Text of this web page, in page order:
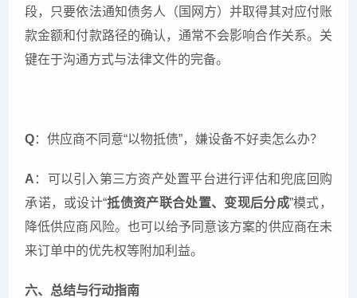
段，只要依法通知债务人（国网方）并取得其对应付账
款金额和付款路径的确认，通常不会影响合作关系。关
键在于沟通方式与法律文件的完备。
Q：供应商不同意“以物抵债”，嫌设备不好卖怎么办？
A ：可以引入第三方资产处置平台进行评估和兜底回购
承诺，或设计“抵债资产联合处置、变现后分成”模式，
降低供应商风险。也可以给予同意该方案的供应商在未
来订单中的优先权等附加利益。
六、总结与行动指南